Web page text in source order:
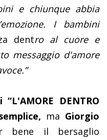
e chiunque abbia
I bambini
dentro al cuore e
messaggio d'amore
DENTRO
ma Giorgio
bene il bersaglio